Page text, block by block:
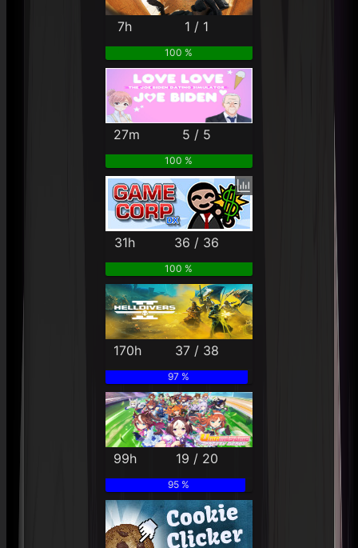
7h 1 / 1
100 %
27m 5 / 5
100 %
31h 36 / 36
100 %
170h 37 / 38
97 %
99h 19 / 20
95 %